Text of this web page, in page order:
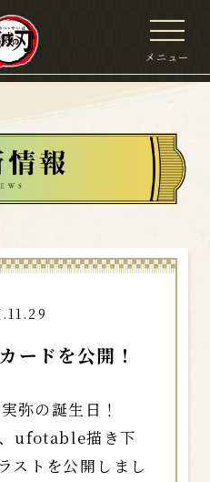
メニュー
ードを公開！
弥の誕生日！
ufotable描き下
ストを公開しまし